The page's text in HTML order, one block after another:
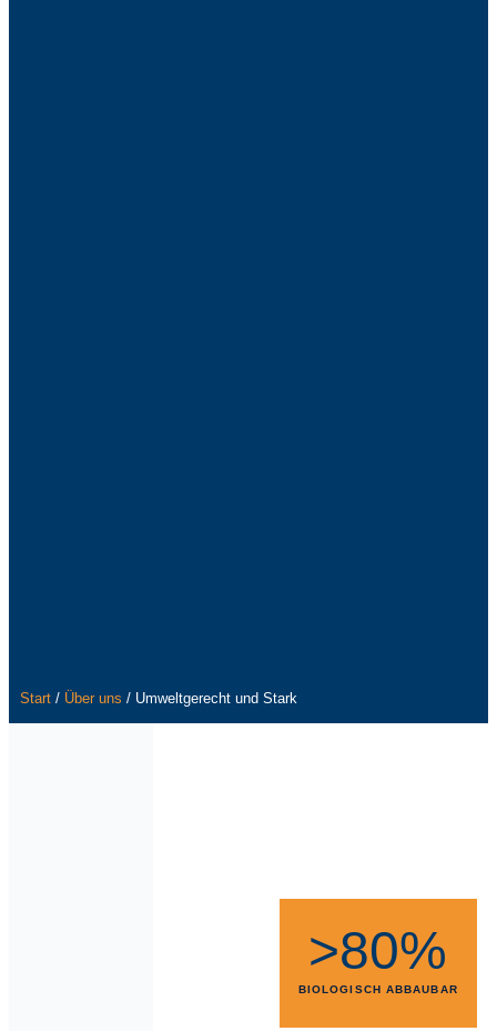
Start / Über uns / Umweltgerecht und Stark
>80%
BIOLOGISCH ABBAUBAR